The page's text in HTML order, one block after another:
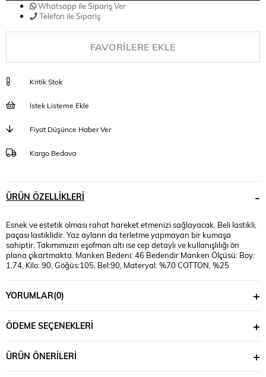
Whatsapp ile Sipariş Ver
Telefon ile Sipariş
FAVORILERE EKLE
Kritik Stok
İstek Listeme Ekle
Fiyat Düşünce Haber Ver
Kargo Bedava
ÜRÜN ÖZELLIKLERI
Esnek ve estetik olması rahat hareket etmenizi sağlayacak. Beli lastikli,
paçası lastiklidir. Yaz ayların da terletme yapmayan bir kumaşa
sahiptir. Takımımızın eşofman altı ise cep detaylı ve kullanışlılığı ön
plana çıkartmakta. Manken Bedeni: 46 Bedendir Manken Ölçüsü: Boy:
1.74, Kilo: 90, Göğüs:105, Bel:90, Materyal: %70 COTTON, %25
YORUMLAR(0)
ÖDEME SEÇENEKLERI
ÜRÜN ÖNERILERI